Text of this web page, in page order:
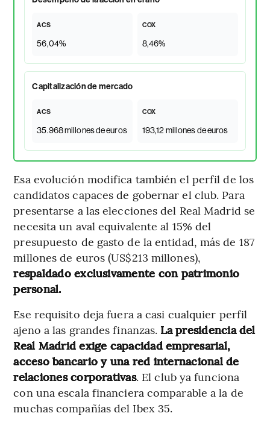
ACS
56,04%
COX
8,46%
Capitalización de mercado
ACS
35.968 millones de euros
COX
193,12 millones de euros
Esa evolución modifica también el perfil de los
candidatos capaces de gobernar el club. Para
presentarse a las elecciones del Real Madrid se
necesita un aval equivalente al 15% del
presupuesto de gasto de la entidad, más de 187
millones de euros (US$213 millones),
respaldado exclusivamente con patrimonio
personal.
Ese requisito deja fuera a casi cualquier perfil
ajeno a las grandes finanzas. La presidencia del
Real Madrid exige capacidad empresarial,
acceso bancario y una red internacional de
relaciones corporativas. El club ya funciona
con una escala financiera comparable a la de
muchas compañías del Ibex 35.